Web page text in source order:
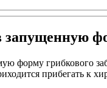
запущенную
форму грибкового
прибегать к